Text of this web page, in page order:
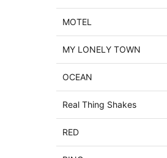
MOTEL
MY LONELY TOWN
OCEAN
Real Thing Shakes
RED